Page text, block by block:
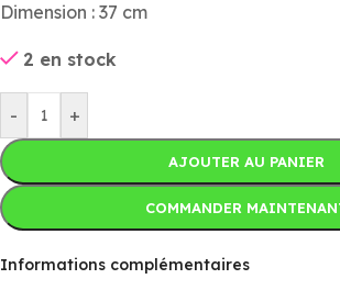
Dimension : 37 cm
2 en stock
- +
AJOUTER AU PANIER
COMMANDER
Informations complémentaires